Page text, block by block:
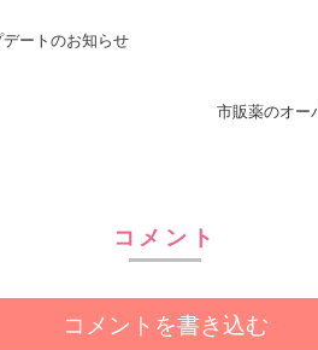
ートのお知らせ
市販薬のオー
コメント
コメントを書き込む